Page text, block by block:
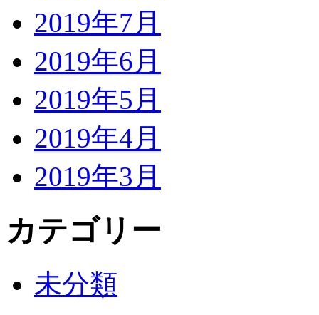
2019年7月
2019年6月
2019年5月
2019年4月
2019年3月
カテゴリー
未分類